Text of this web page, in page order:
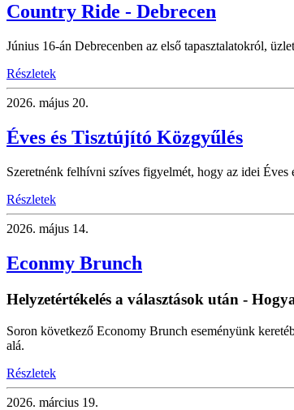
Country Ride - Debrecen
Június 16-án Debrecenben az első tapasztalatokról,
Részletek
2026. május 20.
Éves és Tisztújító Közgyűlés
Szeretnénk felhívni szíves figyelmét, hogy az idei
Részletek
2026. május 14.
Econmy Brunch
Helyzetértékelés a választások után -
Soron következő Economy Brunch eseményünk
alá.
Részletek
2026. március 19.